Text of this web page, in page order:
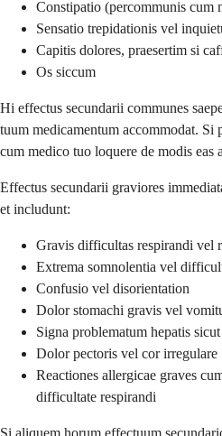
Constipatio (percommunis cum
Sensatio trepidationis vel
Capitis dolores, praesertim si
Os siccum
Hi effectus secundarii communes
tuum medicamentum accommodat. Si
cum medico tuo loquere de modis eas
Effectus secundarii graviores
et includunt:
Gravis difficultas respirandi vel
Extrema somnolentia vel
Confusio vel disorientation
Dolor stomachi gravis vel
Signa problematum hepatis
Dolor pectoris vel cor irregulare
Reactiones allergicae graves
difficultate respirandi
Si aliquem horum effectuum